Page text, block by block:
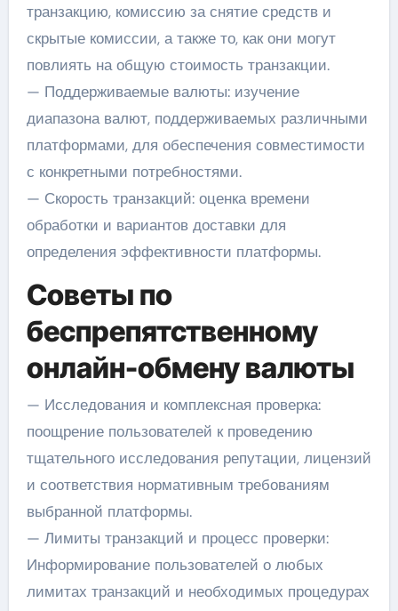
транзакцию, комиссию за снятие средств и
скрытые комиссии, а также то, как они могут
повлиять на общую стоимость транзакции.
— Поддерживаемые валюты: изучение
диапазона валют, поддерживаемых различными
платформами, для обеспечения совместимости
с конкретными потребностями.
— Скорость транзакций: оценка времени
обработки и вариантов доставки для
определения эффективности платформы.
Советы по
беспрепятственному
онлайн-обмену валюты
— Исследования и комплексная проверка:
поощрение пользователей к проведению
тщательного исследования репутации, лицензий
и соответствия нормативным требованиям
выбранной платформы.
— Лимиты транзакций и процесс проверки:
Информирование пользователей о любых
лимитах транзакций и необходимых процедурах